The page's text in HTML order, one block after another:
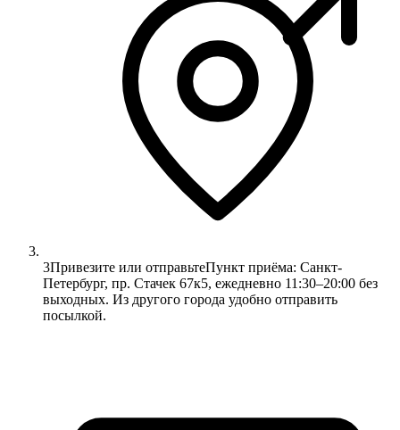
3Привезите или отправьтеПункт приёма: Санкт-
Петербург, пр. Стачек 67к5, ежедневно 11:30–20:00 без
выходных. Из другого города удобно отправить
посылкой.